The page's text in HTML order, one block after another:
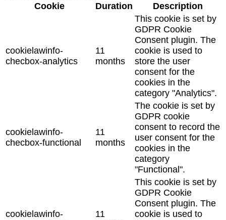
Cookie
Duration Description
cookielawinfo-
checbox-analytics
11
months
This cookie is set by
GDPR Cookie
Consent plugin. The
cookie is used to
store the user
consent for the
cookies in the
category "Analytics".
cookielawinfo-
checbox-functional
11
months
The cookie is set by
GDPR cookie
consent to record the
user consent for the
cookies in the
category
"Functional".
cookielawinfo-
11
This cookie is set by
GDPR Cookie
Consent plugin. The
cookie is used to